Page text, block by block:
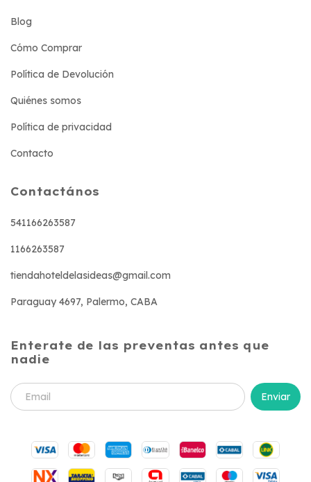
Blog
Cómo Comprar
Política de Devolución
Quiénes somos
Política de privacidad
Contacto
Contactános
541166263587
1166263587
tiendahoteldelasideas@gmail.com
Paraguay 4697, Palermo, CABA
Enterate de las preventas antes que
nadie